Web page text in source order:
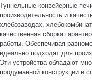
Туннельные конвейерные
производительность и
хлебозаводах,
качественная сборка
работы. Обеспечивая
идеально подходят для
Эти устройства обладают
продуманной конструкции и